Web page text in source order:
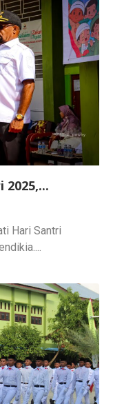
2025,...
Hari Santri